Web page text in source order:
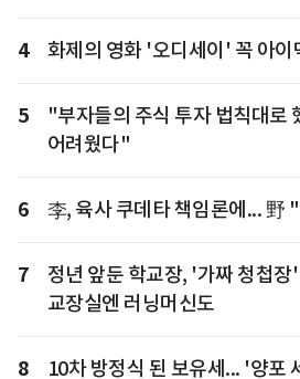
4 화제의 영화 '오디세이' 꼭 아이
5
"부자들의 주식 투자 법칙대로
어려웠다"
6 李, 육사 쿠데타 책임론에... 野
7
정년 앞둔 학교장, '가짜 청첩
교장실엔 러닝머신도
8 10차 방정식 된 보유세... '양포